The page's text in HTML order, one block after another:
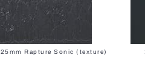
25mm Rapture Sonic (texture)